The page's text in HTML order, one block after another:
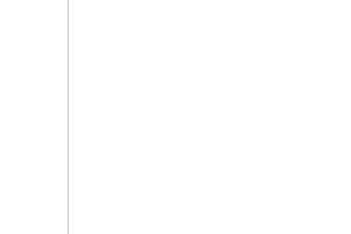
wird sich zeigen.